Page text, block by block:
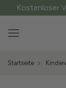
Kostenloser
Startseite